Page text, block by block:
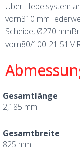
Über Hebelsystem
vorn310
Scheibe, Ø270
vorn80/100-21
Gesamtlänge
2,185 mm
Gesamtbreite
825 mm